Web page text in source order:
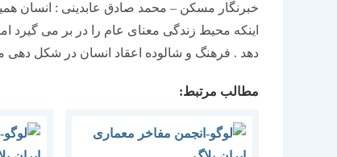
خبرنگار مسکن – محمد صادق عابدینی : انسان
اینکه محیط زندگی معنای عام را در بر می
دهد . فرهنگ و شالوده اعقاد انسان در شکل
مطالب مرتبط: